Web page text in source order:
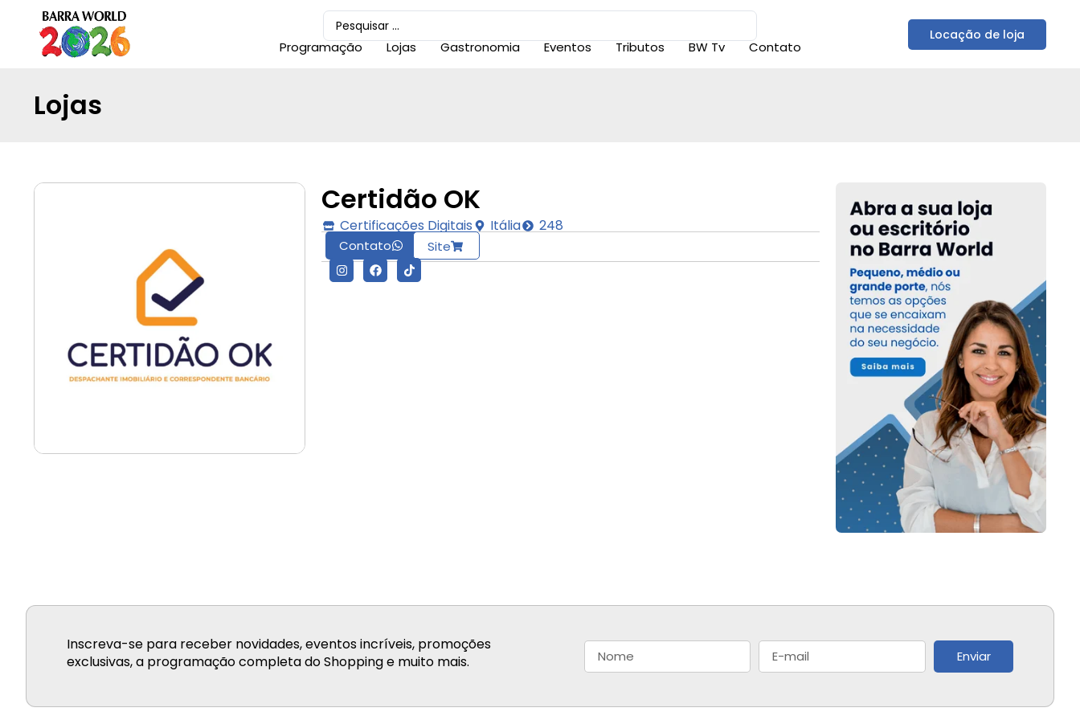
Programação Lojas Gastronomia Eventos Tributos BW Tv Contato
Locação de loja
Lojas
Certificações Digitais Itália 248
Contato Site
Certidão OK
Inscreva-se para receber novidades, eventos incríveis, promoções
exclusivas, a programação completa do Shopping e muito mais.
Enviar